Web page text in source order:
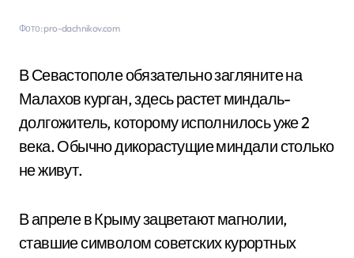
Фото: pro-dachnikov.com
В Севастополе обязательно загляните на
Малахов курган, здесь растет миндаль-
долгожитель, которому исполнилось уже 2
века. Обычно дикорастущие миндали столько
не живут.
В апреле в Крыму зацветают магнолии,
ставшие символом советских курортных